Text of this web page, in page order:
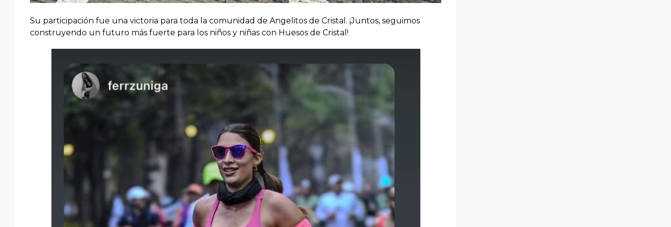
Su participación fue una victoria para toda la comunidad de Angelitos de Cristal. ¡Juntos, seguimos
construyendo un futuro más fuerte para los niños y niñas con Huesos de Cristal!